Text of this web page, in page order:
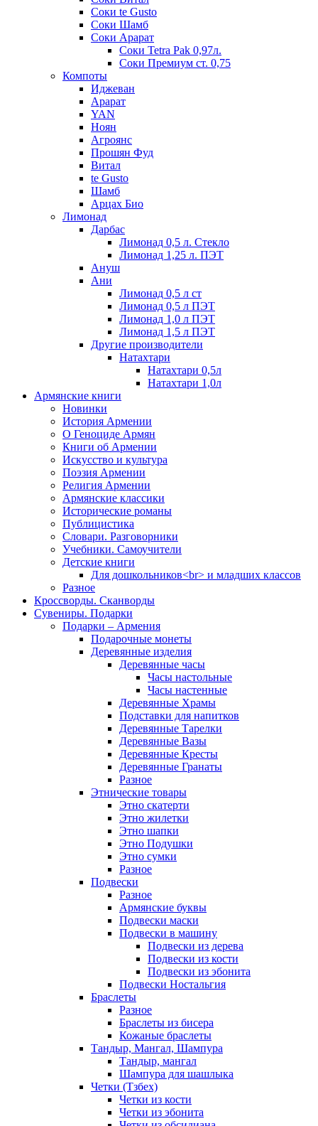
Соки te Gusto
Соки Шамб
Соки Арарат
Соки Tetra Pak 0,97л.
Соки Премиум ст. 0,75
Компоты
Иджеван
Арарат
YAN
Ноян
Агроянс
Прошян Фуд
Витал
te Gusto
Шамб
Арцах Био
Лимонад
Дарбас
Лимонад 0,5 л. Стекло
Лимонад 1,25 л. ПЭТ
Ануш
Ани
Лимонад 0,5 л ст
Лимонад 0,5 л ПЭТ
Лимонад 1,0 л ПЭТ
Лимонад 1,5 л ПЭТ
Другие производители
Натахтари
Натахтари 0,5л
Натахтари 1,0л
Армянские книги
Новинки
История Армении
О Геноциде Армян
Книги об Армении
Иcкусство и культура
Поэзия Армении
Религия Армении
Армянские классики
Исторические романы
Публицистика
Словари. Разговорники
Учебники. Самоучители
Детские книги
Для дошкольников<br> и младших классов
Разное
Кроссворды. Сканворды
Сувениры. Подарки
Подарки – Армения
Подарочные монеты
Деревянные изделия
Деревянные часы
Часы настольные
Часы настенные
Деревянные Храмы
Подставки для напитков
Деревянные Тарелки
Деревянные Вазы
Деревянные Кресты
Деревянные Гранаты
Разное
Этнические товары
Этно скатерти
Этно жилетки
Этно шапки
Этно Подушки
Этно сумки
Разное
Подвески
Разное
Армянские буквы
Подвески маски
Подвески в машину
Подвески из дерева
Подвески из кости
Подвески из эбонита
Подвески Ностальгия
Браслеты
Разное
Браслеты из бисера
Кожаные браслеты
Тандыр, Мангал, Шампура
Тандыр, мангал
Шампура для шашлыка
Четки (Тзбех)
Четки из кости
Четки из эбонита